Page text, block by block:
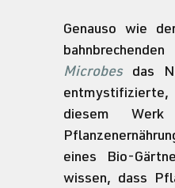
Genauso wie
Microbes das
diesem
eines Bio-
wissen, dass